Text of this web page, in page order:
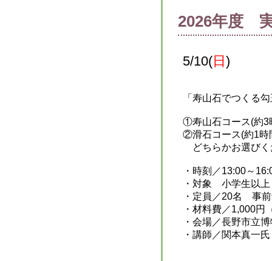
2026年度
5/10(日)
「寿山石でつくる
①寿山石コース(約
②滑石コース(約1時
どちらかお選びく
・ 時刻 ／13:00～
・対象 小学生以
・ 定員 ／20名 事前
・ 材料費／1,000円
・ 会場／長野市立
・講師／関本真一